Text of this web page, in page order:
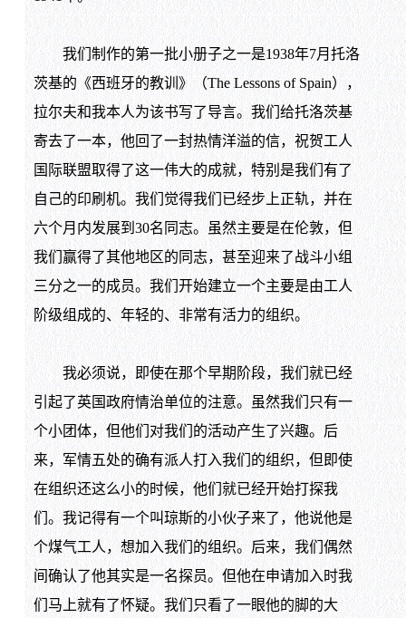
我们制作的第一批小册子之一是1938年7月托洛
茨基的《西班牙的教训》（The Lessons of Spain），
拉尔夫和我本人为该书写了导言。我们给托洛茨基
寄去了一本，他回了一封热情洋溢的信，祝贺工人
国际联盟取得了这一伟大的成就，特别是我们有了
自己的印刷机。我们觉得我们已经步上正轨，并在
六个月内发展到30名同志。虽然主要是在伦敦，但
我们赢得了其他地区的同志，甚至迎来了战斗小组
三分之一的成员。我们开始建立一个主要是由工人
阶级组成的、年轻的、非常有活力的组织。
我必须说，即使在那个早期阶段，我们就已经
引起了英国政府情治单位的注意。虽然我们只有一
个小团体，但他们对我们的活动产生了兴趣。后
来，军情五处的确有派人打入我们的组织，但即使
在组织还这么小的时候，他们就已经开始打探我
们。我记得有一个叫琼斯的小伙子来了，他说他是
个煤气工人，想加入我们的组织。后来，我们偶然
间确认了他其实是一名探员。但他在申请加入时我
们马上就有了怀疑。我们只看了一眼他的脚的大